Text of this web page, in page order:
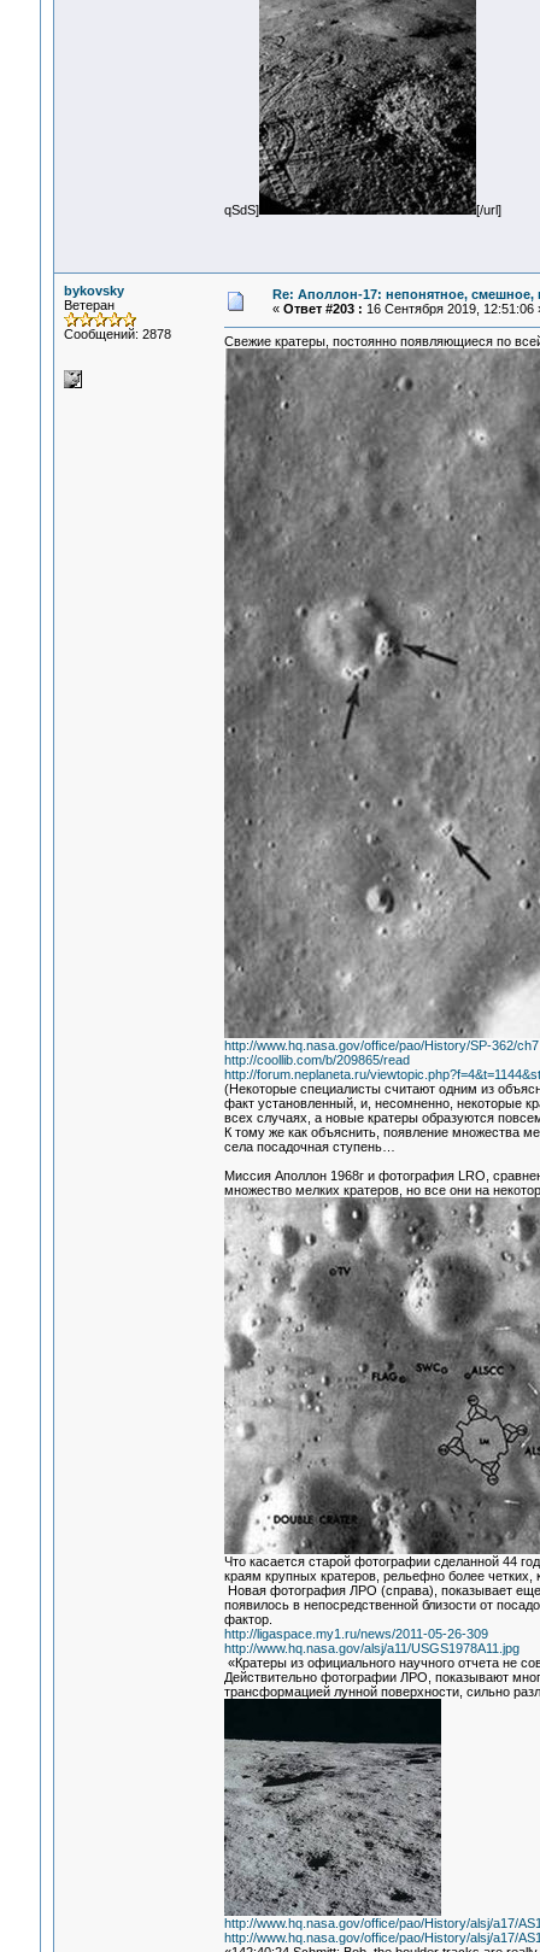
qSdS] [/url]
bykovsky
Ветеран
Сообщений: 2878
Re: Аполлон-17: непонятное, смешное,
« Ответ #203 : 16 Сентября 2019, 12:51:06
Свежие кратеры, постоянно появляющиеся по
http://www.hq.nasa.gov/office/pao/History/SP-362/
http://coollib.com/b/209865/read
http://forum.neplaneta.ru/
(Некоторые специалисты считают одним из
факт установленный, и, несомненно, некоторые
всех случаях, а новые кратеры образуются
К тому же как объяснить, появление множества
села посадочная ступень…
Миссия Аполлон 1968г и фотография LRO,
множество мелких кратеров, но все они на
Что касается старой фотографии сделанной 44
краям крупных кратеров, рельефно более четких,
Новая фотография ЛРО (справа), показывает
появилось в непосредственной близости от
фактор.
http://ligaspace.my1.ru/news/2011-05-26-309
http://www.hq.nasa.gov/alsj/a11/USGS1978A11.jpg
«Кратеры из официального научного отчета не
Действительно фотографии ЛРО, показывают
трансформацией лунной поверхности, сильно
http://www.hq.nasa.gov/office/pao/History/alsj/a17/
http://www.hq.nasa.gov/office/pao/History/alsj/a17/